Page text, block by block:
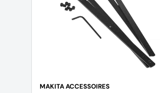
MAKITA ACCESSOIRES